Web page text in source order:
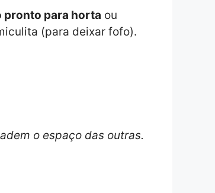
para horta ou
(para deixar fofo).
o espaço das outras.